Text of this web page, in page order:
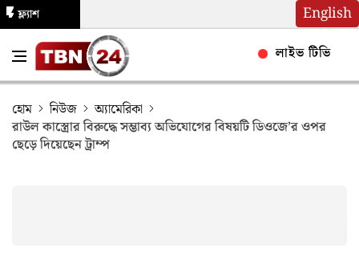
English
ফ্ল্যাশ
লাইভ টিভি
হোম নিউজ
অ্যামেরিকা
রাউল কাস্ত্রোর বিরুদ্ধে সম্ভাব্য অভিযোগের বিষয়টি ডিওজে’র ওপর
ছেড়ে দিয়েছেন ট্রাম্প